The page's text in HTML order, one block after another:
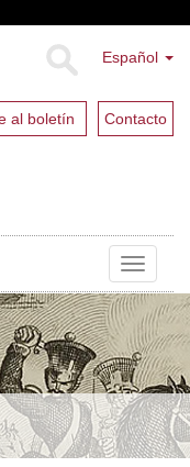
Español
al boletín Contacto
Toggle